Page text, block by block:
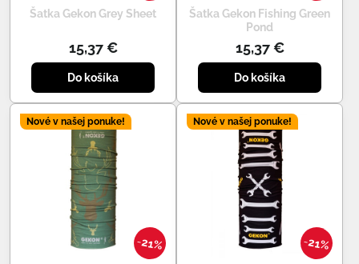
Šatka Gekon Grey Sheet
15,37 €
Do košíka
Šatka Gekon Fishing Green
Pond
15,37 €
Do košíka
21%
Nové v našej ponuke!
21%
Nové v našej ponuke!